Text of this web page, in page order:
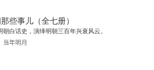
些事儿（全七册）
朝白话史，演绎明朝三百年兴衰风云。
当年明月